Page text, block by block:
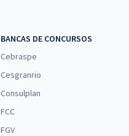
BANCAS DE CONCURSOS
Cebraspe
Cesgranrio
Consulplan
FCC
FGV